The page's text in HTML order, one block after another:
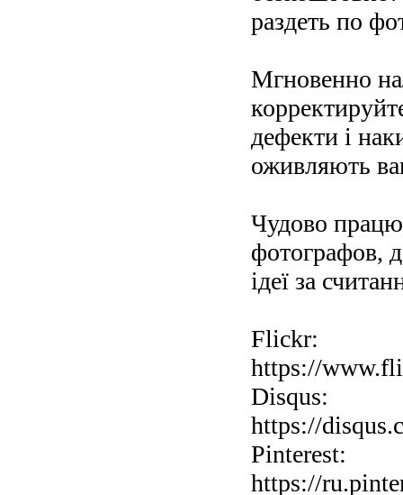
раздеть по
Мгновенно
дефекти і
оживляють
Чудово
фотографов,
ідеї за
Flickr:
https://
Disqus:
https://
Pinterest:
https://